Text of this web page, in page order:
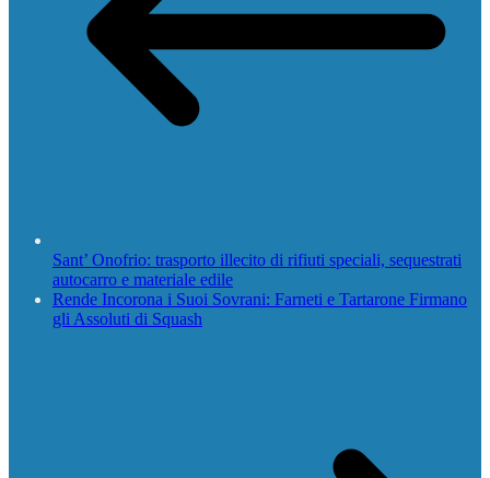
Sant’ Onofrio: trasporto illecito di rifiuti speciali, sequestrati
autocarro e materiale edile
Rende Incorona i Suoi Sovrani: Farneti e Tartarone Firmano
gli Assoluti di Squash